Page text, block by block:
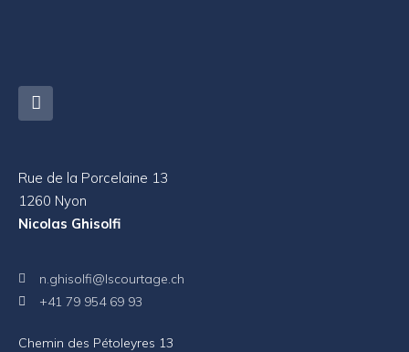
Rue de la Porcelaine 13
1260 Nyon
Nicolas Ghisolfi
n.ghisolfi@lscourtage.ch
+41 79 954 69 93
Chemin des Pétoleyres 13